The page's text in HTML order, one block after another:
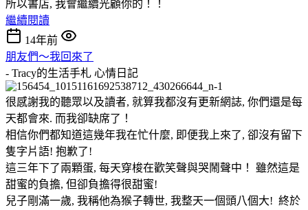
所以書店, 我會繼續光顧你的！！
繼續閱讀
14年前
朋友們～我回來了
- Tracy的生活手札 心情日記
很感謝我的聽眾以及讀者, 就算我都沒有更新網誌, 你們還是每
天都會來. 而我卻缺席了！
相信你們都知道這幾年我在忙什麼, 即便我上來了, 卻沒有留下
隻字片語! 抱歉了!
這三年下了兩顆蛋, 每天穿梭在歡笑聲與哭鬧聲中！ 雖然這是
甜蜜的負擔, 但卻負擔得很甜蜜!
兒子剛滿一歲, 我稱他為猴子轉世, 我整天一個頭八個大! 終於